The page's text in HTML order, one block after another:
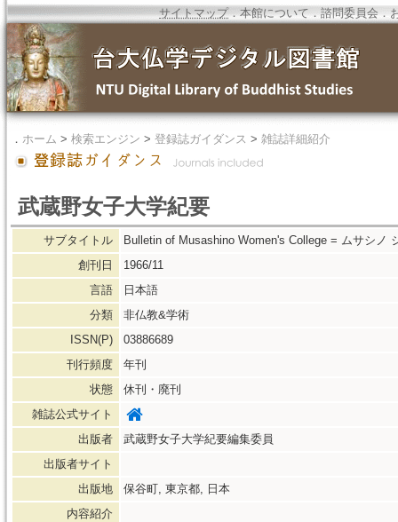
サイトマップ．本館について．諮問委員会．
． ホーム > 検索エンジン > 登録誌ガイダンス > 雑誌詳細紹介
武蔵野女子大学紀要
サブタイトル
Bulletin of Musashino Women's College = ムサシノ
創刊日
1966/11
言語
日本語
分類
非仏教&学術
ISSN(P)
03886689
刊行頻度
年刊
状態
休刊・廃刊
雑誌公式サイト
出版者
武蔵野女子大学紀要編集委員
出版者サイト
出版地
保谷町, 東京都, 日本
内容紹介